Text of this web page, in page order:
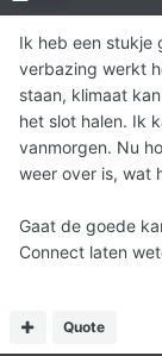
kan
knop met
reset
knop van
Ik heb een stukje
verbazing werkt
staan, klimaat
het slot halen. Ik
vanmorgen. Nu
weer over is, wat
Gaat de goede
Connect laten
Quote